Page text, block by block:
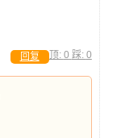
顶: 0 踩: 0
回复